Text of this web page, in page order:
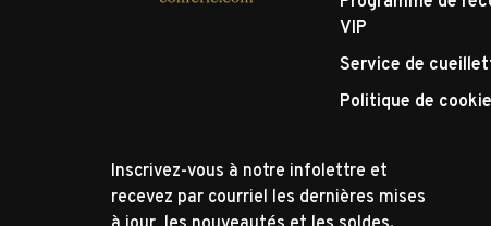
VIP
Service de
Politique de
Inscrivez-vous à notre infolettre et
recevez par courriel les dernières mises